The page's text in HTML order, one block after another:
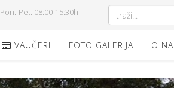
Pon.-Pet. 08:00-15:30h
VAUČERI FOTO GALERIJA O